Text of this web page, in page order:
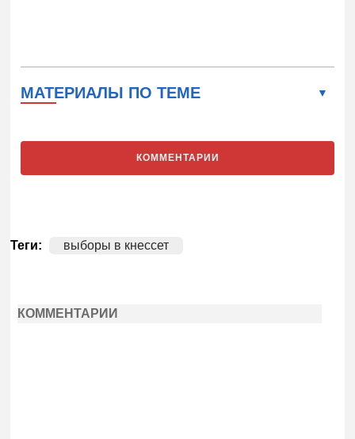
МАТЕРИАЛЫ ПО ТЕМЕ
КОММЕНТАРИИ
Теги: выборы в кнессет
КОММЕНТАРИИ